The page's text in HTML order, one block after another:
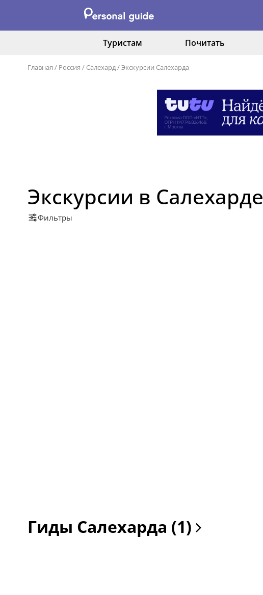
Туристам Почитать
Главная / Россия / Салехард/Экскурсии Салехарда
Экскурсии в Салехарде
Фильтры
Гиды Салехарда (1)